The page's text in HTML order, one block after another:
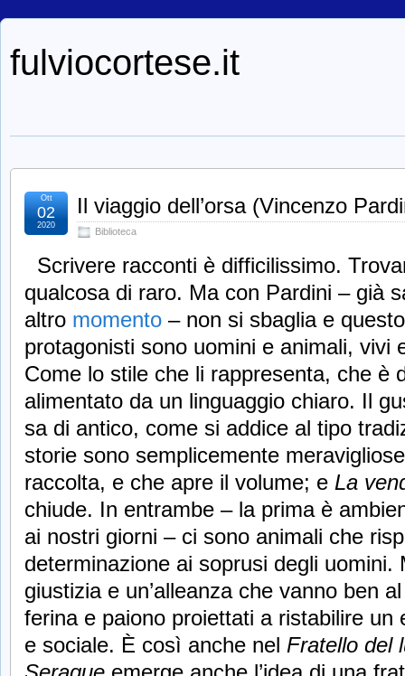
fulviocortese.it
Il viaggio dell’orsa (Vincenzo
Biblioteca
Ott
02
2020
Scrivere racconti è difficilissimo.
qualcosa di raro. Ma con Pardini – già
altro momento – non si sbaglia e
protagonisti sono uomini e animali, vivi
Come lo stile che li rappresenta, che è
alimentato da un linguaggio chiaro. Il
sa di antico, come si addice al tipo
storie sono semplicemente
raccolta, e che apre il volume; e La
chiude. In entrambe – la prima è
ai nostri giorni – ci sono animali che
determinazione ai soprusi degli uomini.
giustizia e un’alleanza che vanno ben
ferina e paiono proiettati a ristabilire un
e sociale. È così anche nel Fratello del